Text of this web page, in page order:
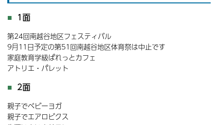
1面
第24回南越谷地区フェスティバル
9月11日予定の第51回南越谷地区体育祭は中止です
家庭教育学級ぱれっとカフェ
アトリエ・パレット
2面
親子でベビーヨガ
親子でエアロビクス